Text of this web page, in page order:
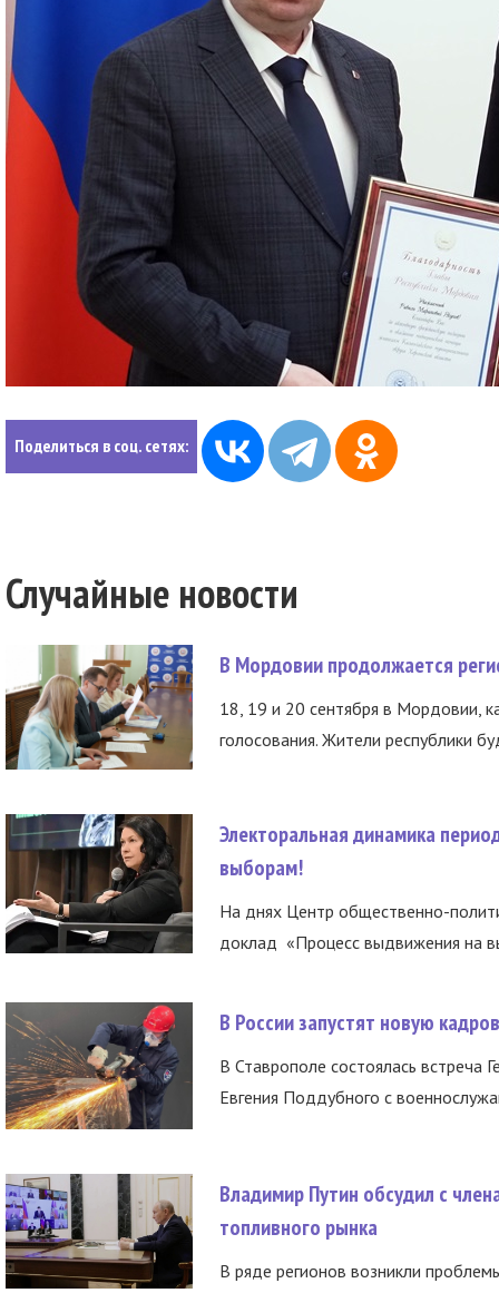
Поделиться в соц. сетях:
Случайные новости
В Мордовии продолжается
18, 19 и 20 сентября в Мордовии,
голосования. Жители республики
Электоральная динамика
выборам!
На днях Центр общественно-
доклад «Процесс выдвижения на
В России запустят новую
В Ставрополе состоялась встреча
Евгения Поддубного с
Владимир Путин обсудил с
топливного рынка
В ряде регионов возникли